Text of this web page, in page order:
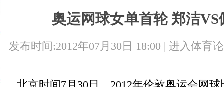
奥运网球女单首轮 郑洁VS
发布时间:2012年07月30日 18:00 | 进入体育
北京时间7月30日，2012年伦敦奥运会网